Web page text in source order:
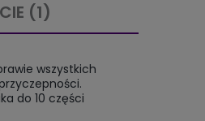
(1)
wszystkich
do 10 części